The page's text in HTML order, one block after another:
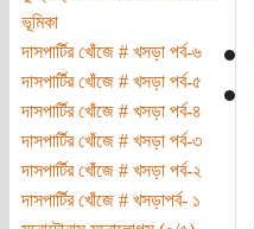
ভূমিকা
দাসপার্টির খোঁজে # খসড়া পর্ব-৬
দাসপার্টির খোঁজে # খসড়া পর্ব-৫
দাসপার্টির খোঁজে # খসড়া পর্ব-৪
দাসপার্টির খোঁজে # খসড়া পর্ব-৩
দাসপার্টির খোঁজে # খসড়া পর্ব-২
দাসপার্টির খোঁজে # খসড়াপর্ব- ১